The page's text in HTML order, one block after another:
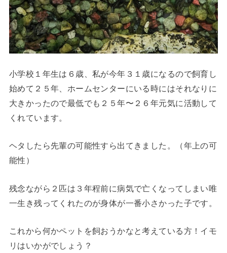
小学校１年生は６歳、私が今年３１歳になるので飼育し
始めて２５年、ホームセンターにいる時にはそれなりに
大きかったので最低でも２５年〜２６年元気に活動して
くれています。
ヘタしたら先輩の可能性すら出てきました。（年上の可
能性）
残念ながら２匹は３年程前に病気で亡くなってしまい唯
一生き残ってくれたのが身体が一番小さかった子です。
これから何かペットを飼おうかなと考えている方！イモ
リはいかがでしょう？